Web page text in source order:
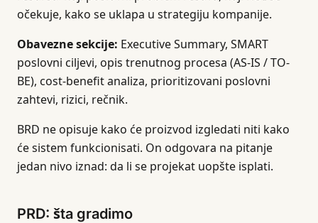
očekuje, kako se uklapa u strategiju kompanije.
Obavezne sekcije: Executive Summary, SMART
poslovni ciljevi, opis trenutnog procesa (AS-IS / TO-
BE), cost-benefit analiza, prioritizovani poslovni
zahtevi, rizici, rečnik.
BRD ne opisuje kako će proizvod izgledati niti kako
će sistem funkcionisati. On odgovara na pitanje
jedan nivo iznad: da li se projekat uopšte isplati.
PRD: šta gradimo